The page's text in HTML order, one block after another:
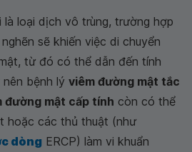
là loại dịch vô trùng, trường hợp
sẽ khiến việc di chuyển
từ đó có thể dẫn đến tính
bệnh lý viêm đường mật tắc
đường mật cấp tính còn có thể
hoặc các thủ thuật (như
dòng ERCP) làm vi khuẩn